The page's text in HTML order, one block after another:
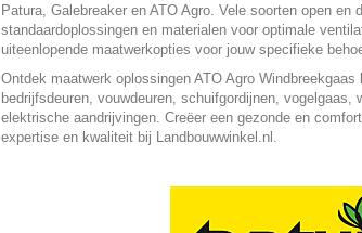
Patura, Galebreaker en ATO Agro. Vele soorten open
standaardoplossingen en materialen voor optimale
uiteenlopende maatwerkopties voor jouw specifieke
Ontdek maatwerk oplossingen ATO Agro
bedrijfsdeuren, vouwdeuren, schuifgordijnen,
elektrische aandrijvingen. Creëer een gezonde en
expertise en kwaliteit bij Landbouwwinkel.nl.